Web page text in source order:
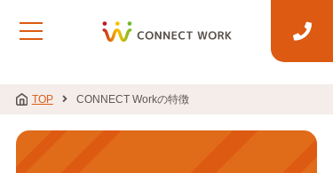
TOP CONNECT Workの特徴